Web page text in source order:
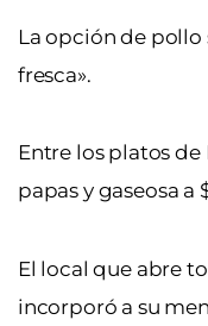
La opción de pollo
fresca».
Entre los platos
papas y gaseosa a
El local que abre
incorporó a su